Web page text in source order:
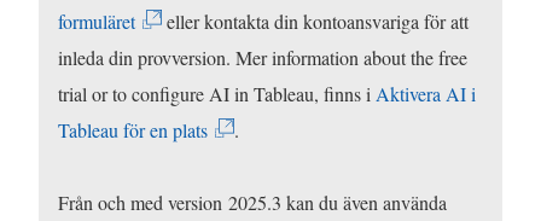
p
n
a
s
e
formuläret
eller kontakta din kontoansvariga för att
inleda din provversion. Mer information about the free
trial or to configure AI in Tableau, finns iAktivera AI i
Tableau för en plats(
ä
.
Från och med version 2025.3 kan du även använda